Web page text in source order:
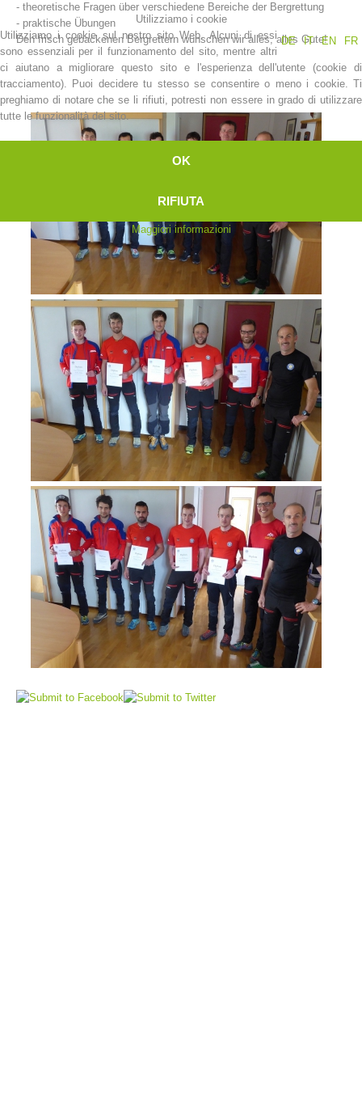
Stazioni del soccorso alpino
Comitato Direttivo
- theoretische Fragen über verschiedene Bereiche der Bergrettung
- praktische Übungen
Den frisch gebackenen Bergrettern wünschen wir alles, alles Gute!
Utilizziamo i cookie
DE
IT EN FR
Utilizziamo i cookie sul nostro sito Web. Alcuni di essi
sono essenziali per il funzionamento del sito, mentre altri
ci aiutano a migliorare questo sito e l'esperienza dell'utente (cookie di
tracciamento). Puoi decidere tu stesso se consentire o meno i cookie. Ti
preghiamo di notare che se li rifiuti, potresti non essere in grado di utilizzare
tutte le funzionalità del sito.
OK
RIFIUTA
Maggiori informazioni